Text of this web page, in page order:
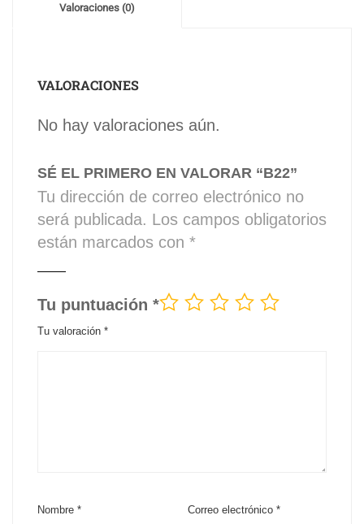
Valoraciones (0)
VALORACIONES
No hay valoraciones aún.
SÉ EL PRIMERO EN VALORAR “B22”
Tu dirección de correo electrónico no
será publicada. Los campos obligatorios
están marcados con *
Tu puntuación *
Tu valoración *
Nombre * Correo electrónico*